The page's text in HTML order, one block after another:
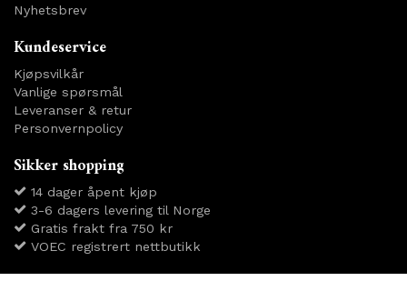
Nyhetsbrev
Kundeservice
Kjøpsvilkår
Vanlige spørsmål
Leveranser & retur
Personvernpolicy
Sikker shopping
14 dager åpent kjøp
3-6 dagers levering til Norge
Gratis frakt fra 750 kr
VOEC registrert nettbutikk